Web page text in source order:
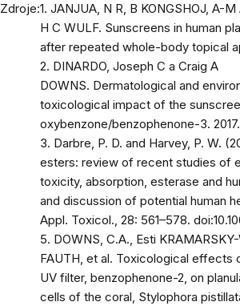
Zdroje:1. JANJUA, N R, B KONGSHOJ, A-M
H C WULF. Sunscreens in human
after repeated whole-body topical
2. DINARDO, Joseph C a Craig A
DOWNS. Dermatological and
toxicological impact of the
oxybenzone/benzophenone-3. 2017.
3. Darbre, P. D. and Harvey, P. W.
esters: review of recent studies of
toxicity, absorption, esterase and
and discussion of potential human
Appl. Toxicol., 28: 561–578.
5. DOWNS, C.A., Esti
FAUTH, et al. Toxicological effects
UV filter, benzophenone-2, on
cells of the coral, Stylophora